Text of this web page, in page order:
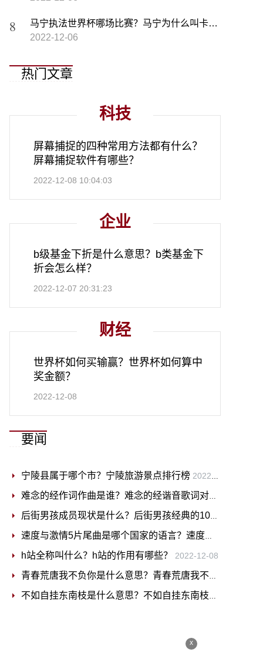
马宁执法世界杯哪场比赛？马宁为什么叫卡牌大师？
2022-12-06
热门文章
科技
屏幕捕捉的四种常用方法都有什么？
屏幕捕捉软件有哪些？
2022-12-08 10:04:03
企业
b级基金下折是什么意思？b类基金下
折会怎么样？
2022-12-07 20:31:23
财经
世界杯如何买输赢？世界杯如何算中
奖金额？
2022-12-08
要闻
宁陵县属于哪个市？宁陵旅游景点排行榜 2022-12-08
难念的经作词作曲是谁？难念的经谐音歌词对照完整版
后街男孩成员现状是什么？后街男孩经典的10首歌曲
速度与激情5片尾曲是哪个国家的语言？速度与激情5片尾曲叫什么？
h站全称叫什么？h站的作用有哪些？
2022-12-08
青春荒唐我不负你是什么意思？青春荒唐我不负你是什么歌？
不如自挂东南枝是什么意思？不如自挂东南枝的上一句是什么？
x